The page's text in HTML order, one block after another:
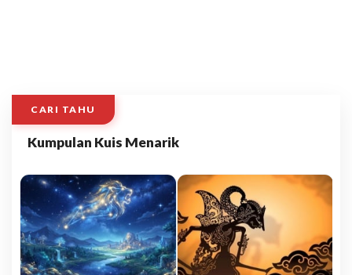
CARI TAHU
Kumpulan Kuis Menarik